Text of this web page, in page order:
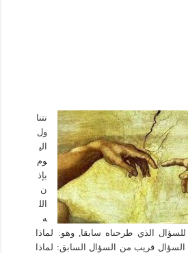
نتنا
ول
الي
وم
بإذ
ن
الل
ه
الذي طرحناه سابقا, وهو: لماذا
قريب من السؤال السابق: لماذا